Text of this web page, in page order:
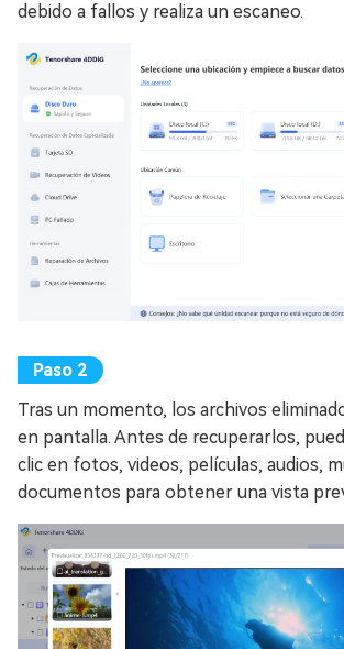
debido a fallos y realiza un escaneo.
Tras un momento, los archivos
en pantalla. Antes de recuperarlos,
clic en fotos, videos, películas, audios,
documentos para obtener una vista